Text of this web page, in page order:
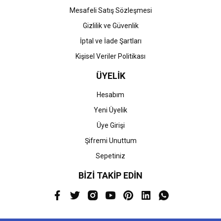
Mesafeli Satış Sözleşmesi
Gizlilik ve Güvenlik
İptal ve İade Şartları
Kişisel Veriler Politikası
ÜYELİK
Hesabım
Yeni Üyelik
Üye Girişi
Şifremi Unuttum
Sepetiniz
BİZİ TAKİP EDİN